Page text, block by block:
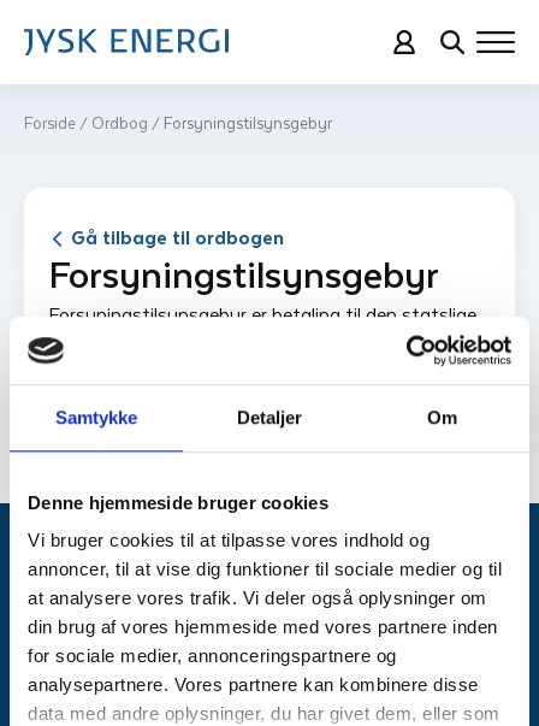
Samtykke Detaljer Om
Denne hjemmeside bruger cookies
Vi bruger cookies til at tilpasse vores indhold og
annoncer, til at vise dig funktioner til sociale medier og til
at analysere vores trafik. Vi deler også oplysninger om
din brug af vores hjemmeside med vores partnere inden
for sociale medier, annonceringspartnere og
analysepartnere. Vores partnere kan kombinere disse
data med andre oplysninger, du har givet dem, eller som
Forside / Ordbog / Forsynings­tilsynsgebyr
Gå tilbage til ordbogen
Forsynings­tilsynsgebyr
Forsyningstilsynsgebyr er betaling til den statslige
myndighed, der kontrollerer forsyningssektoren.
Dette opkræves på vegne af Forsyningstilsynet.
Fremragende
El til hele Danmark
Bliv kunde hos os i dag